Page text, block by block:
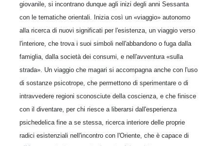
giovanile, si incontrano dunque agli inizi degli anni Sessanta
con le tematiche orientali. Inizia così un «viaggio» autonomo
alla ricerca di nuovi significati per l'esistenza, un viaggio verso
l'interiore, che trova i suoi simboli nell'abbandono o fuga dalla
famiglia, dalla società dei consumi, e nell'avventura «sulla
strada». Un viaggio che magari si accompagna anche con l'uso
di sostanze psicotrope, che permettono di sperimentare o di
intravvedere regioni sconosciute della coscienza, e che finisce
con il diventare, per chi riesce a liberarsi dall'esperienza
psichedelica fine a se stessa, ricerca interiore delle proprie
radici esistenziali nell'incontro con l'Oriente, che è capace di